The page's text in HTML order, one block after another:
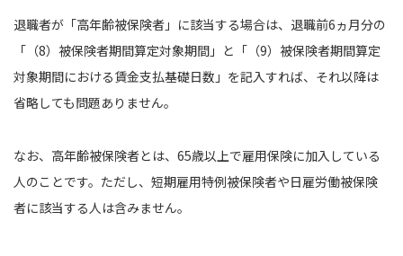
退職者が「高年齢被保険者」に該当する場合は、退職前6ヵ月分の
「（8）被保険者期間算定対象期間」と「（9）被保険者期間算定
対象期間における賃金支払基礎日数」を記入すれば、それ以降は
省略しても問題ありません。
なお、高年齢被保険者とは、65歳以上で雇用保険に加入している
人のことです。ただし、短期雇用特例被保険者や日雇労働被保険
者に該当する人は含みません。